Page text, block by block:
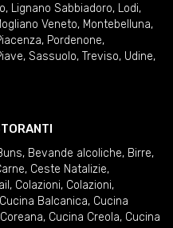
, Lignano Sabbiadoro, Lodi,
Veneto, Montebelluna,
, Pordenone,
, Sassuolo, Treviso, Udine,
, Bevande alcoliche, Birre,
, Ceste Natalizie,
, Colazioni, Colazioni,
Cucina Balcanica, Cucina
, Cucina Creola, Cucina